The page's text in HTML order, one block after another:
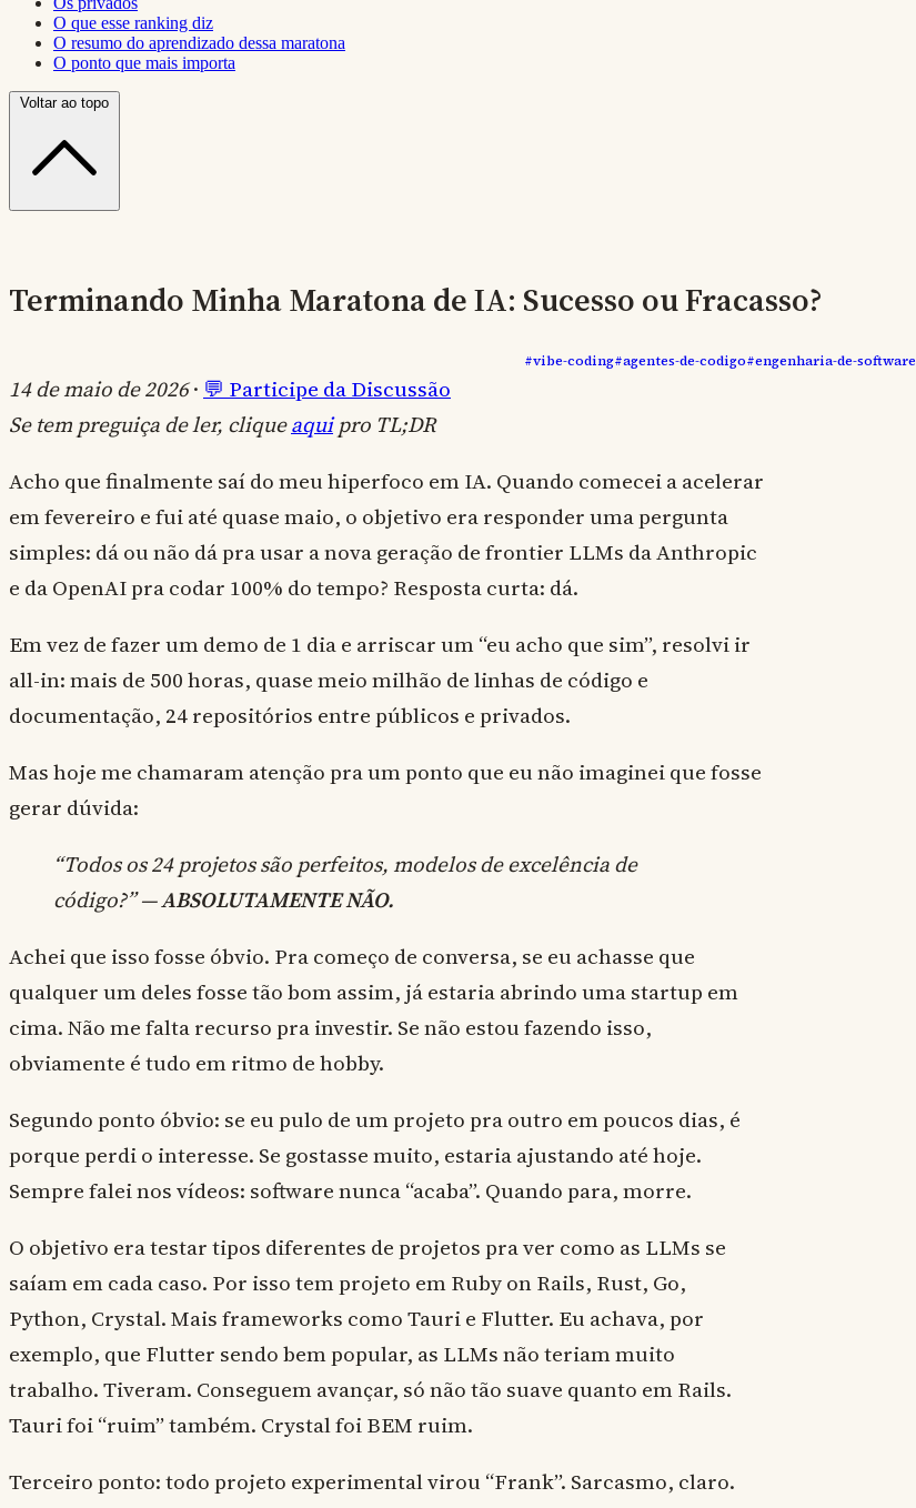
O que esse ranking diz
O resumo do aprendizado dessa maratona
O ponto que mais importa
Voltar ao topo
Terminando Minha Maratona de IA: Sucesso ou Fracasso?
#vibe-coding#agentes-de-codigo#engenharia-de-software
14 de maio de 2026· 💬 Participe da Discussão
Se tem preguiça de ler, cliqueaquipro TL;DR
Acho que finalmente saí do meu hiperfoco em IA. Quando comecei a acelerar
em fevereiro e fui até quase maio, o objetivo era responder uma pergunta
simples: dá ou não dá pra usar a nova geração de frontier LLMs da Anthropic
e da OpenAI pra codar 100% do tempo? Resposta curta: dá.
Em vez de fazer um demo de 1 dia e arriscar um “eu acho que sim”, resolvi ir
all-in: mais de 500 horas, quase meio milhão de linhas de código e
documentação, 24 repositórios entre públicos e privados.
Mas hoje me chamaram atenção pra um ponto que eu não imaginei que fosse
gerar dúvida:
“Todos os 24 projetos são perfeitos, modelos de excelência de
código?” —ABSOLUTAMENTE NÃO.
Achei que isso fosse óbvio. Pra começo de conversa, se eu achasse que
qualquer um deles fosse tão bom assim, já estaria abrindo uma startup em
cima. Não me falta recurso pra investir. Se não estou fazendo isso,
obviamente é tudo em ritmo de hobby.
Segundo ponto óbvio: se eu pulo de um projeto pra outro em poucos dias, é
porque perdi o interesse. Se gostasse muito, estaria ajustando até hoje.
Sempre falei nos vídeos: software nunca “acaba”. Quando para, morre.
O objetivo era testar tipos diferentes de projetos pra ver como as LLMs se
saíam em cada caso. Por isso tem projeto em Ruby on Rails, Rust, Go,
Python, Crystal. Mais frameworks como Tauri e Flutter. Eu achava, por
exemplo, que Flutter sendo bem popular, as LLMs não teriam muito
trabalho. Tiveram. Conseguem avançar, só não tão suave quanto em Rails.
Tauri foi “ruim” também. Crystal foi BEM ruim.
Terceiro ponto: todo projeto experimental virou “Frank”. Sarcasmo, claro.